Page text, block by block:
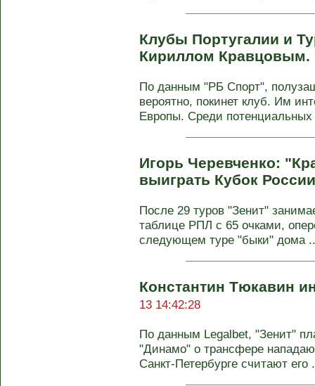
Клубы Португалии и
Кириллом Кравцовым.
По данным "РБ Спорт",
вероятно, покинет клуб. Им
Европы. Среди
Игорь Черевченко:
выиграть Кубок
После 29 туров "Зенит"
таблице РПЛ с 65 очками,
следующем туре "быки" дома
Константин Тюкавин
13 14:42:28
По данным Legalbet, "Зенит"
"Динамо" о трансфере
Санкт-Петербурге считают его